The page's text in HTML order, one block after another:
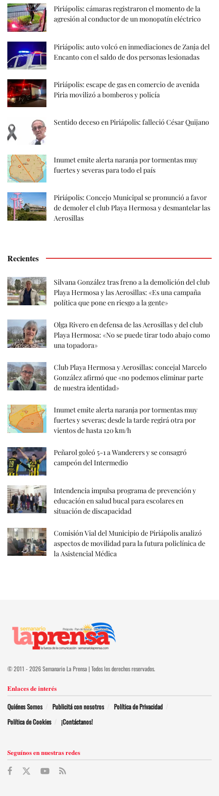
Piriápolis: cámaras registraron el momento de la
agresión al conductor de un monopatín eléctrico
Piriápolis: auto volcó en inmediaciones de Zanja del
Encanto con el saldo de dos personas lesionadas
Piriápolis: escape de gas en comercio de avenida
Piria movilizó a bomberos y policía
Sentido deceso en Piriápolis: falleció César Quijano
Inumet emite alerta naranja por tormentas muy
fuertes y severas para todo el país
Piriápolis: Concejo Municipal se pronunció a favor
de demoler el club Playa Hermosa y desmantelar las
Aerosillas
Recientes
Silvana González tras freno a la demolición del club
Playa Hermosa y las Aerosillas: «Es una campaña
política que pone en riesgo a la gente»
Olga Rivero en defensa de las Aerosillas y del club
Playa Hermosa: «No se puede tirar todo abajo como
una topadora»
Club Playa Hermosa y Aerosillas: concejal Marcelo
González afirmó que «no podemos eliminar parte
de nuestra identidad»
Inumet emite alerta naranja por tormentas muy
fuertes y severas; desde la tarde regirá otra por
vientos de hasta 120 km/h
Peñarol goleó 5-1 a Wanderers y se consagró
campeón del Intermedio
Intendencia impulsa programa de prevención y
educación en salud bucal para escolares en
situación de discapacidad
Comisión Vial del Municipio de Piriápolis analizó
aspectos de movilidad para la futura policlínica de
la Asistencial Médica
© 2011 - 2026 Semanario La Prensa | Todos los derechos reservados.
Enlaces de interés
Quiénes Somos Publicitá con nosotros
Política de Privacidad
Política de Cookies
¡Contáctanos!
Seguínos en nuestras redes